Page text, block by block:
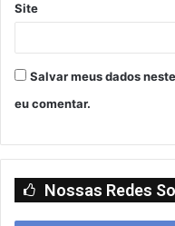
Site
Salvar meus dados
eu comentar.
Nossas Redes